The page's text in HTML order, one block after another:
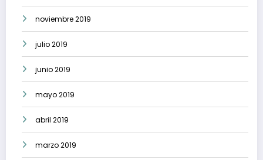
noviembre 2019
julio 2019
junio 2019
mayo 2019
abril 2019
marzo 2019